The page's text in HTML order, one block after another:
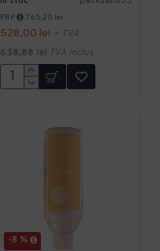
PRP 765,20 lei
528,00 lei + TVA
638,88 lei TVA inclus
-8 %